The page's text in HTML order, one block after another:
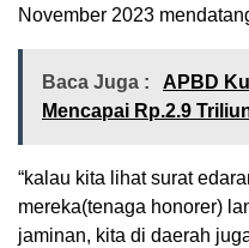
November 2023
Baca Juga :
APBD
Mencapai Rp.2.9
“kalau kita lihat surat
mereka(tenaga honorer)
jaminan, kita di daerah